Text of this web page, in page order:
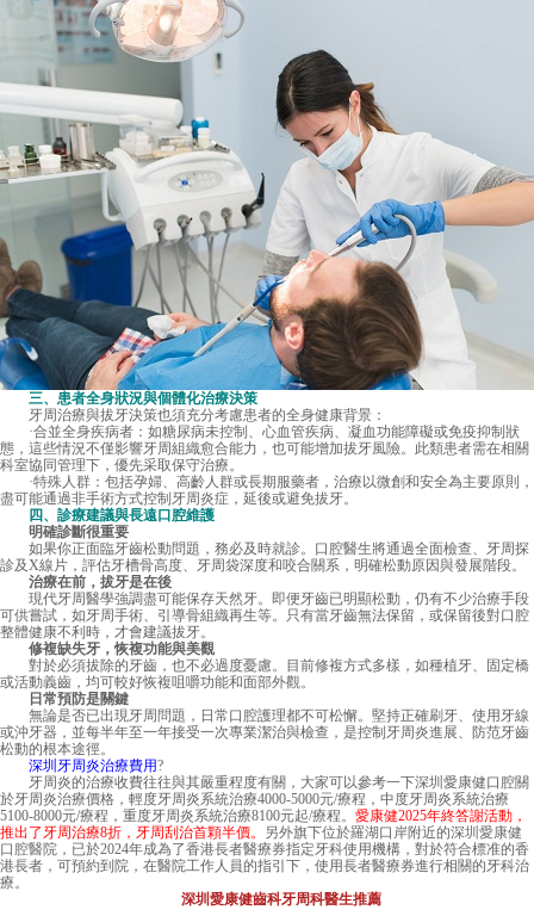
三、患者全身狀況與個體化治療決策
牙周治療與拔牙決策也須充分考慮患者的全身健康背景：
·合並全身疾病者：如糖尿病未控制、心血管疾病、凝血功能障礙或免疫抑制狀
態，這些情況不僅影響牙周組織愈合能力，也可能增加拔牙風險。此類患者需在相關
科室協同管理下，優先采取保守治療。
·特殊人群：包括孕婦、高齡人群或長期服藥者，治療以微創和安全為主要原則，
盡可能通過非手術方式控制牙周炎症，延後或避免拔牙。
四、診療建議與長遠口腔維護
明確診斷很重要
如果你正面臨牙齒松動問題，務必及時就診。口腔醫生將通過全面檢查、牙周探
診及X線片，評估牙槽骨高度、牙周袋深度和咬合關系，明確松動原因與發展階段。
治療在前，拔牙是在後
現代牙周醫學強調盡可能保存天然牙。即便牙齒已明顯松動，仍有不少治療手段
可供嘗試，如牙周手術、引導骨組織再生等。只有當牙齒無法保留，或保留後對口腔
整體健康不利時，才會建議拔牙。
修複缺失牙，恢複功能與美觀
對於必須拔除的牙齒，也不必過度憂慮。目前修複方式多樣，如種植牙、固定橋
或活動義齒，均可較好恢複咀嚼功能和面部外觀。
日常預防是關鍵
無論是否已出現牙周問題，日常口腔護理都不可松懈。堅持正確刷牙、使用牙線
或沖牙器，並每半年至一年接受一次專業潔治與檢查，是控制牙周炎進展、防范牙齒
松動的根本途徑。
深圳牙周炎治療費用?
牙周炎的治療收費往往與其嚴重程度有關，大家可以參考一下深圳愛康健口腔關
於牙周炎治療價格，輕度牙周炎系統治療4000-5000元/療程，中度牙周炎系統治療
5100-8000元/療程，重度牙周炎系統治療8100元起/療程。 愛康健2025年終答謝活動，
推出了牙周治療8折，牙周刮治首顆半價。
另外旗下位於羅湖口岸附近的深圳愛康健
口腔醫院 ，已於2024年成為了香港長者醫療券指定牙科使用機構，對於符合標准的香
港長者，可預約到院，在醫院工作人員的指引下，使用長者醫療券進行相關的牙科治
療。
深圳愛康健齒科牙周科醫生推薦